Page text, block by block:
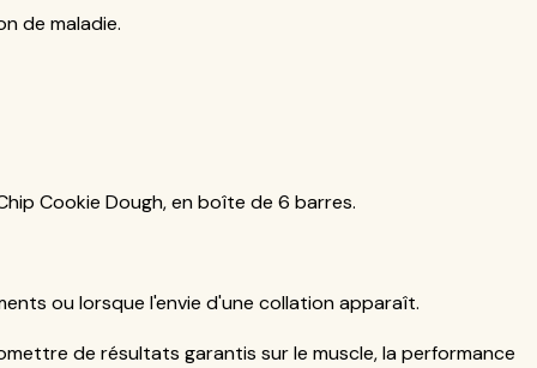
de maladie.
Cookie Dough, en boîte de 6 barres.
ou lorsque l'envie d'une collation apparaît.
de résultats garantis sur le muscle, la performance